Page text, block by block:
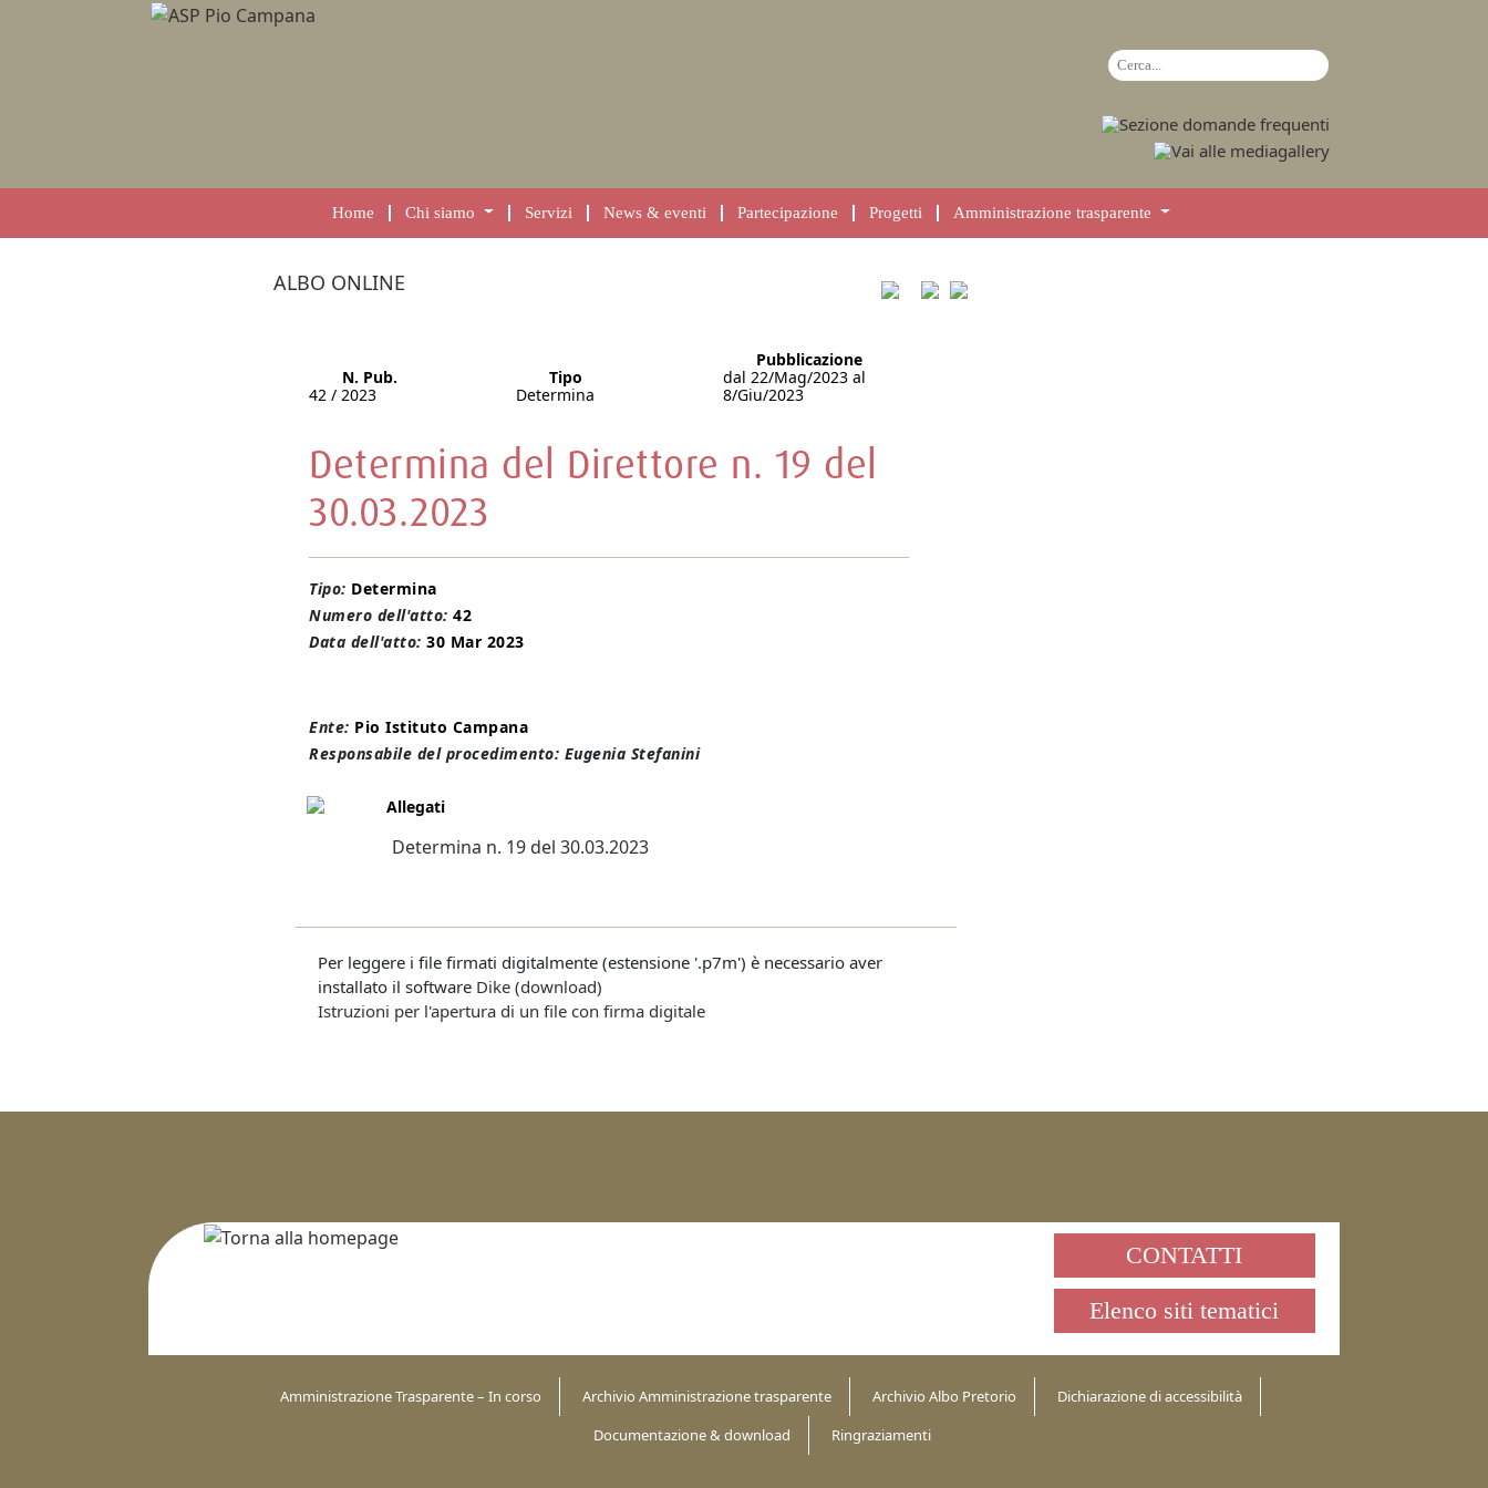
Home Chi siamo Servizi News & eventi Partecipazione Progetti Amministrazione trasparente
ALBO ONLINE
N. Pub.
42 / 2023
Tipo
Determina
Pubblicazione
dal 22/Mag/2023 al
8/Giu/2023
Determina del Direttore n. 19 del
30.03.2023
Tipo: Determina
Numero dell'atto:42
Data dell'atto:30 Mar 2023
Ente: Pio Istituto Campana
Responsabile del procedimento: Eugenia Stefanini
Allegati
Determina n. 19 del 30.03.2023
Per leggere i file firmati digitalmente (estensione '.p7m') è necessario aver
installato il software Dike (download)
Istruzioni per l'apertura di un file con firma digitale
CONTATTI
Elenco siti tematici
Amministrazione Trasparente – In corso Archivio Amministrazione trasparente Archivio Albo Pretorio
Dichiarazione di accessibilità
Documentazione & download
Ringraziamenti